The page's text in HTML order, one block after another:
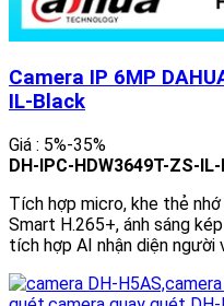
Camera IP 6MP
IL-Black
Giá : 5%-35%
DH-IPC-HDW3649T-ZS-
Tích hợp micro, khe thẻ
Smart H.265+, ánh sáng
tích hợp AI nhận diện